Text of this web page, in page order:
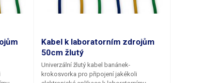
Kabel k laboratorním zdrojům
50cm žlutý
Univerzální žlutý kabel banánek-
krokosvorka pro připojení jakékoli